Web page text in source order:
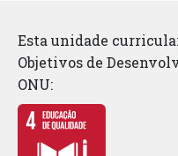
Esta unidade
Objetivos de
ONU: